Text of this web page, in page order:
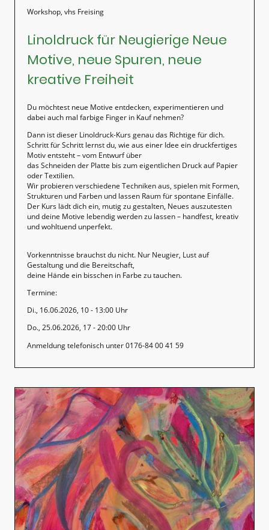
Workshop, vhs Freising
Linoldruck für Neugierige Neue
Motive, neue Spuren, neue
kreative Freiheit
Du möchtest neue Motive entdecken, experimentieren und
dabei auch mal farbige Finger in Kauf nehmen?
Dann ist dieser Linoldruck-Kurs genau das Richtige für dich.
Schritt für Schritt lernst du, wie aus einer Idee ein druckfertiges
Motiv entsteht – vom Entwurf über
das Schneiden der Platte bis zum eigentlichen Druck auf Papier
oder Textilien.
Wir probieren verschiedene Techniken aus, spielen mit Formen,
Strukturen und Farben und lassen Raum für spontane Einfälle.
Der Kurs lädt dich ein, mutig zu gestalten, Neues auszutesten
und deine Motive lebendig werden zu lassen – handfest, kreativ
und wohltuend unperfekt.
Vorkenntnisse brauchst du nicht. Nur Neugier, Lust auf
Gestaltung und die Bereitschaft,
deine Hände ein bisschen in Farbe zu tauchen.
Termine:
Di., 16.06.2026, 10 - 13:00 Uhr
Do., 25.06.2026, 17 - 20:00 Uhr
Anmeldung telefonisch unter 0176-84 00 41 59